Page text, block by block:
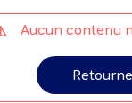
Aucun contenu